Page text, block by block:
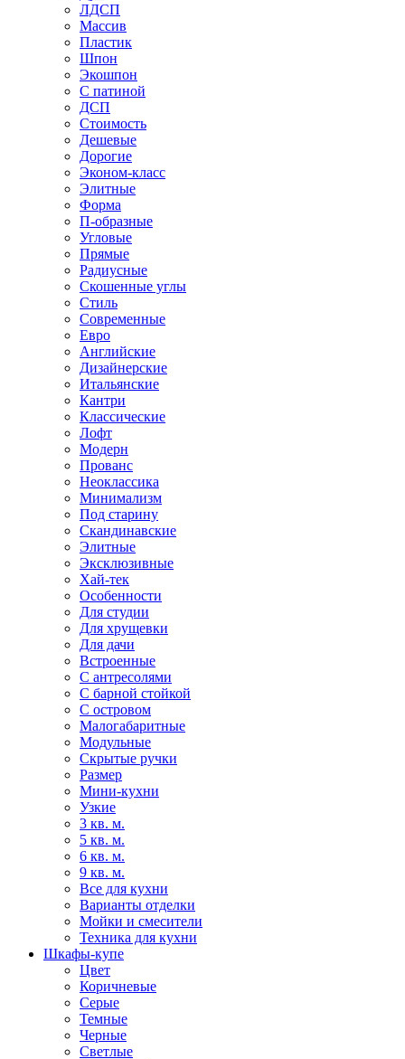
ЛДСП
Массив
Пластик
Шпон
Экошпон
С патиной
ДСП
Стоимость
Дешевые
Дорогие
Эконом-класс
Элитные
Форма
П-образные
Угловые
Прямые
Радиусные
Скошенные углы
Стиль
Современные
Евро
Английские
Дизайнерские
Итальянские
Кантри
Классические
Лофт
Модерн
Прованс
Неоклассика
Минимализм
Под старину
Скандинавские
Элитные
Эксклюзивные
Хай-тек
Особенности
Для студии
Для хрущевки
Для дачи
Встроенные
С антресолями
С барной стойкой
С островом
Малогабаритные
Модульные
Скрытые ручки
Размер
Мини-кухни
Узкие
3 кв. м.
5 кв. м.
6 кв. м.
9 кв. м.
Все для кухни
Варианты отделки
Мойки и смесители
Техника для кухни
Шкафы-купе
Цвет
Коричневые
Серые
Темные
Черные
Светлые